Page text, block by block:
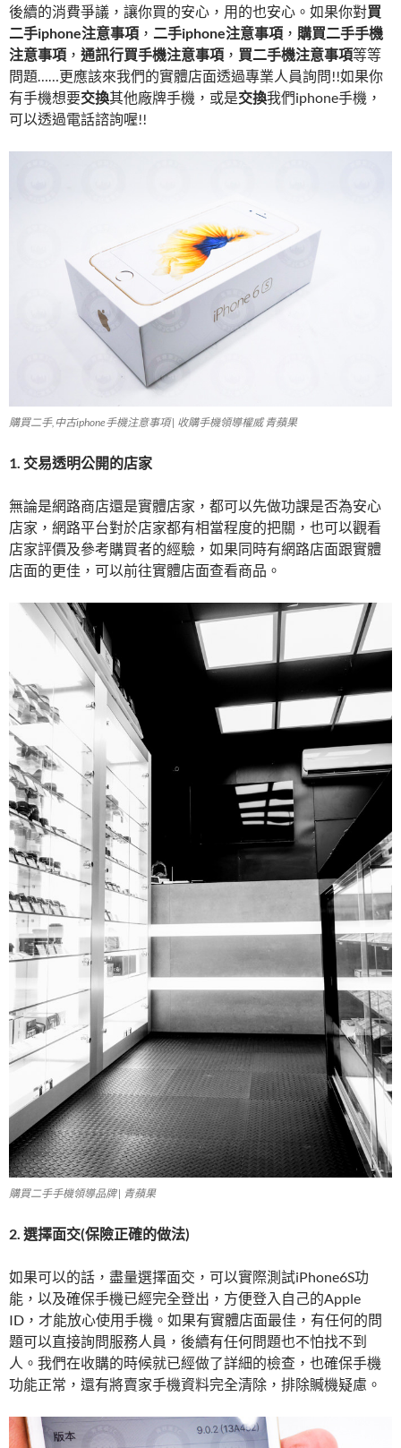
後續的消費爭議，讓你買的安心，用的也安心。如果你對買
二手iphone注意事項 ， 二手iphone注意事項 ， 購買二手手機
注意事項 ， 通訊行買手機注意事項 ， 買二手機注意事項等等
問題……更應該來我們的實體店面透過專業人員詢問!!如果你
有手機想要交換其他廠牌手機，或是交換我們iphone手機，
可以透過電話諮詢喔!!
購買二手,中古iphone手機注意事項 | 收購手機領導權威 青蘋果
1. 交易透明公開的店家
無論是網路商店還是實體店家，都可以先做功課是否為安心
店家，網路平台對於店家都有相當程度的把關，也可以觀看
店家評價及參考購買者的經驗，如果同時有網路店面跟實體
店面的更佳，可以前往實體店面查看商品。
購買二手手機領導品牌 | 青蘋果
2. 選擇面交(保險正確的做法)
如果可以的話，盡量選擇面交，可以實際測試iPhone6S功
能，以及確保手機已經完全登出，方便登入自己的Apple
ID，才能放心使用手機。如果有實體店面最佳，有任何的問
題可以直接詢問服務人員，後續有任何問題也不怕找不到
人。我們在收購的時候就已經做了詳細的檢查，也確保手機
功能正常，還有將賣家手機資料完全清除，排除贓機疑慮。